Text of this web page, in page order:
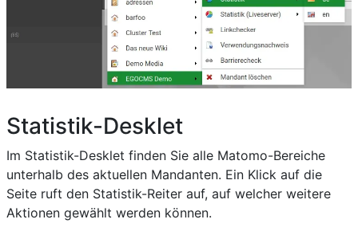
Statistik-Desklet
Im Statistik-Desklet finden Sie alle Matomo-Bereiche
unterhalb des aktuellen Mandanten. Ein Klick auf die
Seite ruft den Statistik-Reiter auf, auf welcher weitere
Aktionen gewählt werden können.